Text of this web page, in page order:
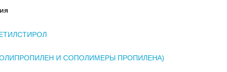
И СОПОЛИМЕРЫ ПРОПИЛЕНА)